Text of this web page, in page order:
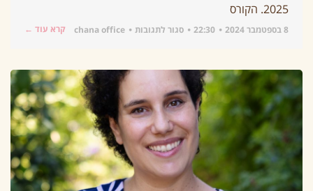
2025. הקורס
8 בספטמבר 2024 22:30 סגור לתגובות chana office קרא עוד ←